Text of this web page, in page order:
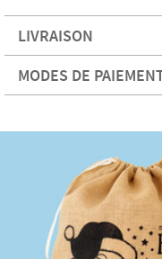
LIVRAISON
MODES DE